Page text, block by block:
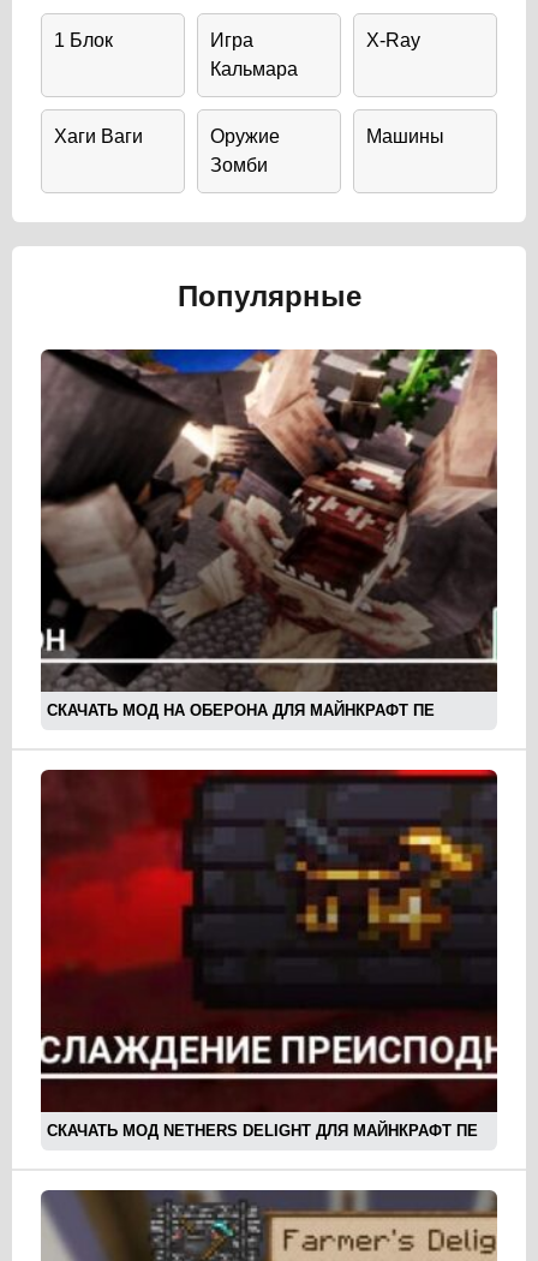
1 Блок
Игра
Кальмара
X-Ray
Хаги Ваги
Оружие
Зомби
Машины
Популярные
СКАЧАТЬ МОД НА ОБЕРОНА ДЛЯ МАЙНКРАФТ ПЕ
СКАЧАТЬ МОД NETHERS DELIGHT ДЛЯ МАЙНКРАФТ ПЕ